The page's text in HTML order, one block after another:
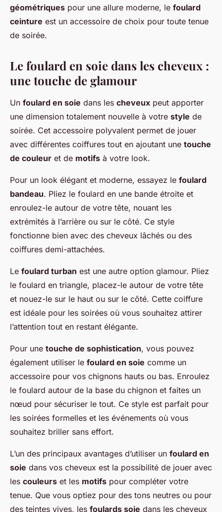
géométriques pour une allure moderne, le foulard
ceinture est un accessoire de choix pour toute tenue
de soirée.
Le foulard en soie dans les cheveux :
une touche de glamour
Un foulard en soie dans les cheveux peut apporter
une dimension totalement nouvelle à votre style de
soirée. Cet accessoire polyvalent permet de jouer
avec différentes coiffures tout en ajoutant une touche
de couleur et de motifs à votre look.
Pour un look élégant et moderne, essayez le foulard
bandeau. Pliez le foulard en une bande étroite et
enroulez-le autour de votre tête, nouant les
extrémités à l’arrière ou sur le côté. Ce style
fonctionne bien avec des cheveux lâchés ou des
coiffures demi-attachées.
Le foulard turban est une autre option glamour. Pliez
le foulard en triangle, placez-le autour de votre tête
et nouez-le sur le haut ou sur le côté. Cette coiffure
est idéale pour les soirées où vous souhaitez attirer
l’attention tout en restant élégante.
Pour une touche de sophistication, vous pouvez
également utiliser le foulard en soie comme un
accessoire pour vos chignons hauts ou bas. Enroulez
le foulard autour de la base du chignon et faites un
nœud pour sécuriser le tout. Ce style est parfait pour
les soirées formelles et les événements où vous
souhaitez briller sans effort.
L’un des principaux avantages d’utiliser un foulard en
soie dans vos cheveux est la possibilité de jouer avec
les couleurs et les motifs pour compléter votre
tenue. Que vous optiez pour des tons neutres ou pour
des teintes vives, les foulards soie dans les cheveux